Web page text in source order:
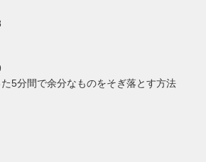
5分間で余分なものをそぎ落とす方法